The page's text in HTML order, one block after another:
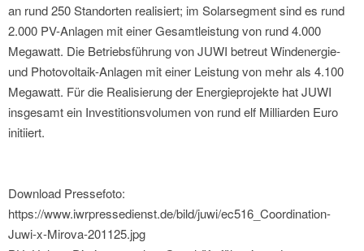
an rund 250 Standorten realisiert; im Solarsegment sind es rund
2.000 PV-Anlagen mit einer Gesamtleistung von rund 4.000
Megawatt. Die Betriebsführung von JUWI betreut Windenergie-
und Photovoltaik-Anlagen mit einer Leistung von mehr als 4.100
Megawatt. Für die Realisierung der Energieprojekte hat JUWI
insgesamt ein Investitionsvolumen von rund elf Milliarden Euro
initiiert.
Download Pressefoto:
https://www.iwrpressedienst.de/bild/juwi/ec516_Coordination-
Juwi-x-Mirova-201125.jpg